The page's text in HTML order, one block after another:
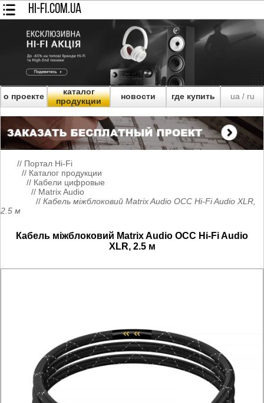
HI-FI.COM.UA
о проекте
каталог
продукции
новости где купить ua/ ru
// Портал Hi-Fi
// Каталог продукции
// Кабели цифровые
// Matrix Audio
// Кабель міжблоковий Matrix Audio OCC Hi-Fi Audio XLR,
2.5 м
Кабель міжблоковий Matrix Audio OCC Hi-Fi Audio
XLR, 2.5 м